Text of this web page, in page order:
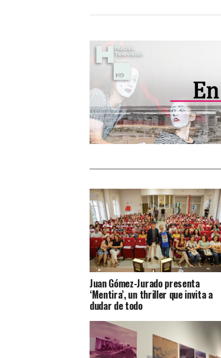
Juan Gómez-Jurado presenta
‘Mentira’, un thriller que invita a
dudar de todo